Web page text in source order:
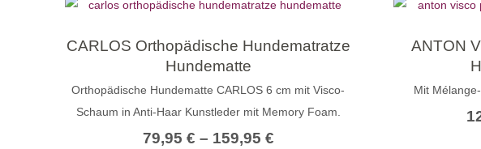
CARLOS Orthopädische Hundematratze
Hundematte
Orthopädische Hundematte CARLOS 6 cm mit Visco-
Schaum in Anti-Haar Kunstleder mit Memory Foam.
79,95 € – 159,95 €
ANTON
Mit